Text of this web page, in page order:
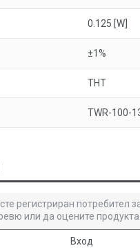
0.125 [W]
±1%
THT
ТWR-100-
регистриран потребител
или да оцените продукта.
Вход